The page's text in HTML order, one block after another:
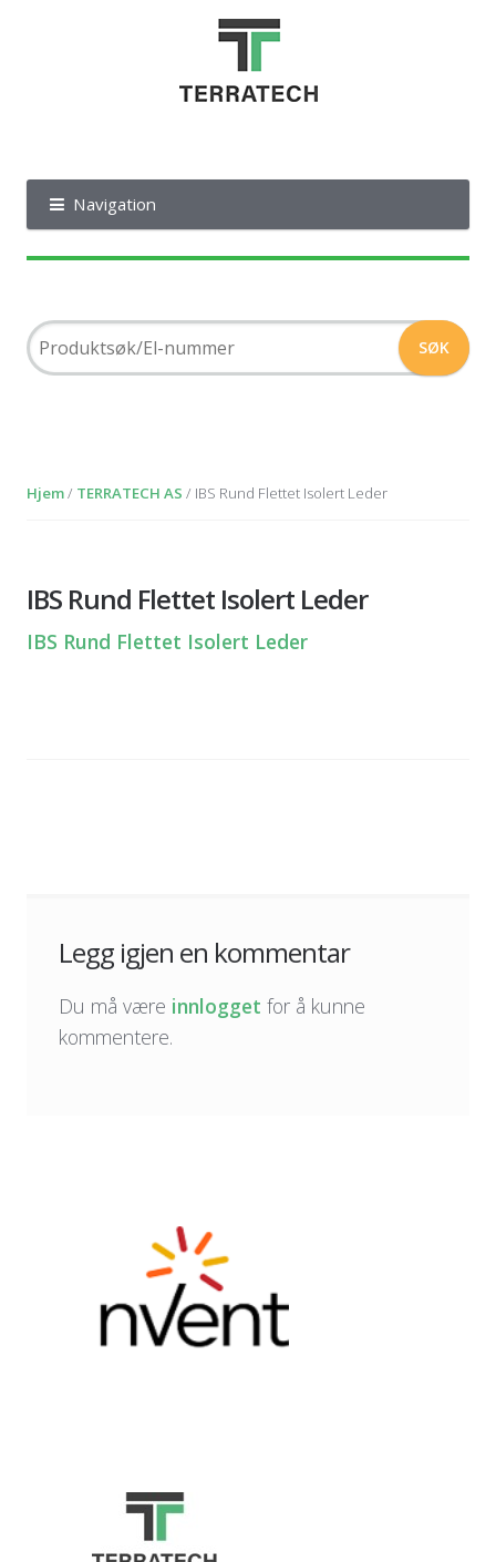
Navigation
Hjem/ TERRATECH AS / IBS Rund Flettet Isolert Leder
IBS Rund Flettet Isolert Leder
IBS Rund Flettet Isolert Leder
Legg igjen en kommentar
Du må være innlogget for å kunne
kommentere.